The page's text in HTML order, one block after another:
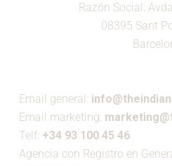
Razón Social:
08395 Sant
Email general:
Email marketing:
Telf: +34 93 100 45 46
Agencia con Registro en